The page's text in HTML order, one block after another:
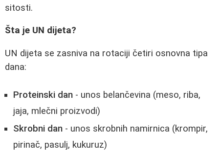
sitosti.
Šta je UN dijeta?
UN dijeta se zasniva na rotaciji četiri osnovna tipa
dana:
Proteinski dan - unos belančevina (meso, riba,
jaja, mlečni proizvodi)
Skrobni dan - unos skrobnih namirnica (krompir,
pirinač, pasulj, kukuruz)